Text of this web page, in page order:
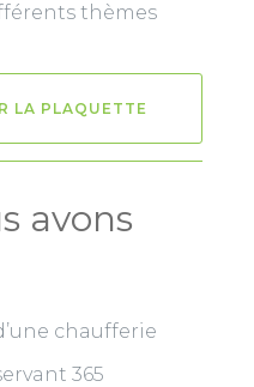
thèmes
LA PLAQUETTE
avons
chaufferie
365